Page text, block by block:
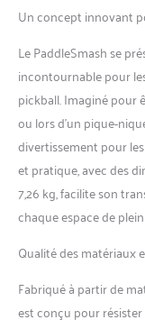
Un concept innovant
Le PaddleSmash se
incontournable pour
pickball. Imaginé pour
ou lors d’un pique-
divertissement pour
et pratique, avec des
7,26 kg, facilite son
chaque espace de
Qualité des matériaux
Fabriqué à partir de
est conçu pour